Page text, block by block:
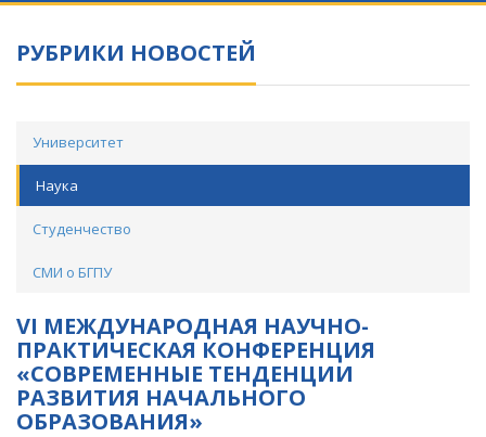
РУБРИКИ НОВОСТЕЙ
Университет
Наука
Студенчество
СМИ о БГПУ
VI МЕЖДУНАРОДНАЯ НАУЧНО-
ПРАКТИЧЕСКАЯ КОНФЕРЕНЦИЯ
«СОВРЕМЕННЫЕ ТЕНДЕНЦИИ
РАЗВИТИЯ НАЧАЛЬНОГО
ОБРАЗОВАНИЯ»